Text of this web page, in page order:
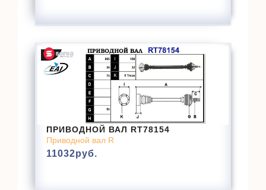
ПРИВОДНОЙ ВАЛ RT78154
Приводной вал R
11032руб.